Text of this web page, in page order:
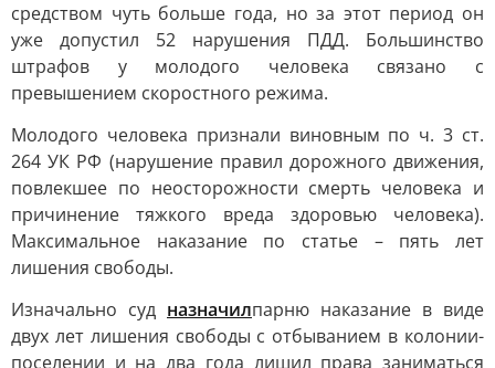
средством чуть больше года, но за этот период он
уже допустил 52 нарушения ПДД. Большинство
штрафов у молодого человека связано с
превышением скоростного режима.
Молодого человека признали виновным по ч. 3 ст.
264 УК РФ (нарушение правил дорожного движения,
повлекшее по неосторожности смерть человека и
причинение тяжкого вреда здоровью человека).
Максимальное наказание по статье – пять лет
лишения свободы.
Изначально суд назначилпарню наказание в виде
двух лет лишения свободы с отбыванием в колонии-
поселении и на два года лишил права заниматься